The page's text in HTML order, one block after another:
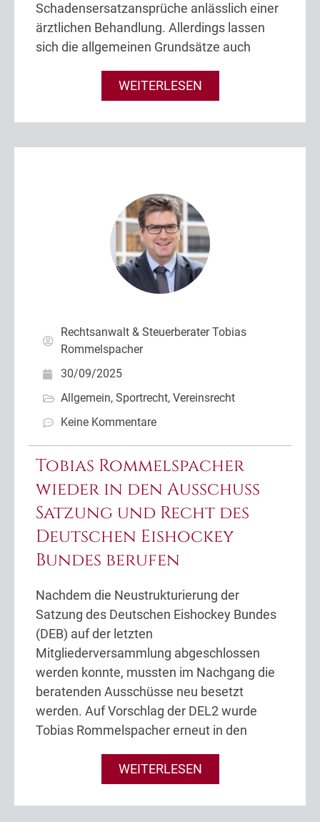
Schadensersatzansprüche anlässlich einer
ärztlichen Behandlung. Allerdings lassen
sich die allgemeinen Grundsätze auch
WEITERLESEN
Rechtsanwalt & Steuerberater Tobias
Rommelspacher
30/09/2025
Allgemein, Sportrecht, Vereinsrecht
Keine Kommentare
Tobias Rommelspacher
wieder in den Ausschuss
Satzung und Recht des
Deutschen Eishockey
Bundes berufen
Nachdem die Neustrukturierung der
Satzung des Deutschen Eishockey Bundes
(DEB) auf der letzten
Mitgliederversammlung abgeschlossen
werden konnte, mussten im Nachgang die
beratenden Ausschüsse neu besetzt
werden. Auf Vorschlag der DEL2 wurde
Tobias Rommelspacher erneut in den
WEITERLESEN